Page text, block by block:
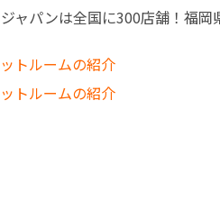
ャパンは全国に300店舗！福
トルームの紹介
トルームの紹介